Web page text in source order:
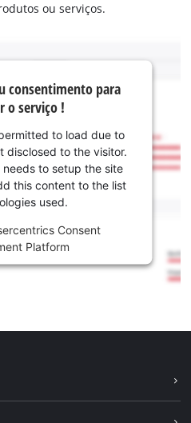
ou serviços.
consentimento para
o serviço !
to load due to
disclosed to the visitor.
to setup the site
this content to the list
used.
Consent
Platform